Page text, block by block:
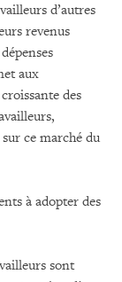
d’autres
revenus
aux
des
sur ce marché du
à adopter des
sont